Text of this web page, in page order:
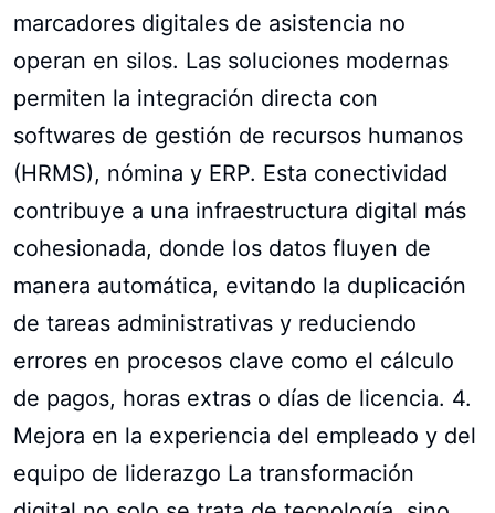
marcadores digitales de asistencia no
operan en silos. Las soluciones modernas
permiten la integración directa con
softwares de gestión de recursos humanos
(HRMS), nómina y ERP. Esta conectividad
contribuye a una infraestructura digital más
cohesionada, donde los datos fluyen de
manera automática, evitando la duplicación
de tareas administrativas y reduciendo
errores en procesos clave como el cálculo
de pagos, horas extras o días de licencia. 4.
Mejora en la experiencia del empleado y del
equipo de liderazgo La transformación